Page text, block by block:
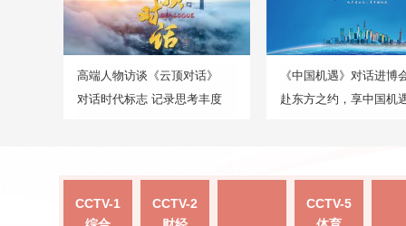
高端人物访谈《云顶对话》
对话时代标志 记录思考丰度
《中国机遇》对话进博
赴东方之约，享中国机
CCTV-1
CCTV-2
CCTV-5